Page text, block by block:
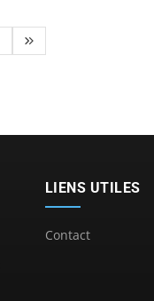
LIENS UTILES
Contact